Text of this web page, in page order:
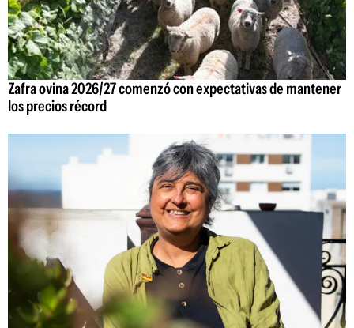
Zafra ovina 2026/27 comenzó con expectativas de mantener
los precios récord